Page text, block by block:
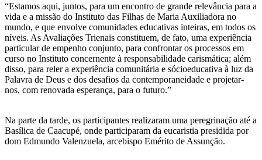
“Estamos aqui, juntos, para um encontro de grande relevância para a
vida e a missão do Instituto das Filhas de Maria Auxiliadora no
mundo, e que envolve comunidades educativas inteiras, em todos os
níveis. As Avaliações Trienais constituem, de fato, uma experiência
particular de empenho conjunto, para confrontar os processos em
curso no Instituto concernente à responsabilidade carismática; além
disso, para reler a experiência comunitária e sócioeducativa à luz da
Palavra de Deus e dos desafios da contemporaneidade e projetar-
nos, com renovada esperança, para o futuro.”
Na parte da tarde, os participantes realizaram uma peregrinação até a
Basílica de Caacupé, onde participaram da eucaristia presidida por
dom Edmundo Valenzuela, arcebispo Emérito de Assunção.